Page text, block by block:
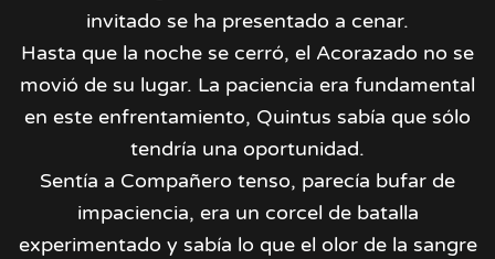
invitado se ha presentado a cenar.
Hasta que la noche se cerró, el Acorazado no se
movió de su lugar. La paciencia era fundamental
en este enfrentamiento, Quintus sabía que sólo
tendría una oportunidad.
Sentía a Compañero tenso, parecía bufar de
impaciencia, era un corcel de batalla
experimentado y sabía lo que el olor de la sangre